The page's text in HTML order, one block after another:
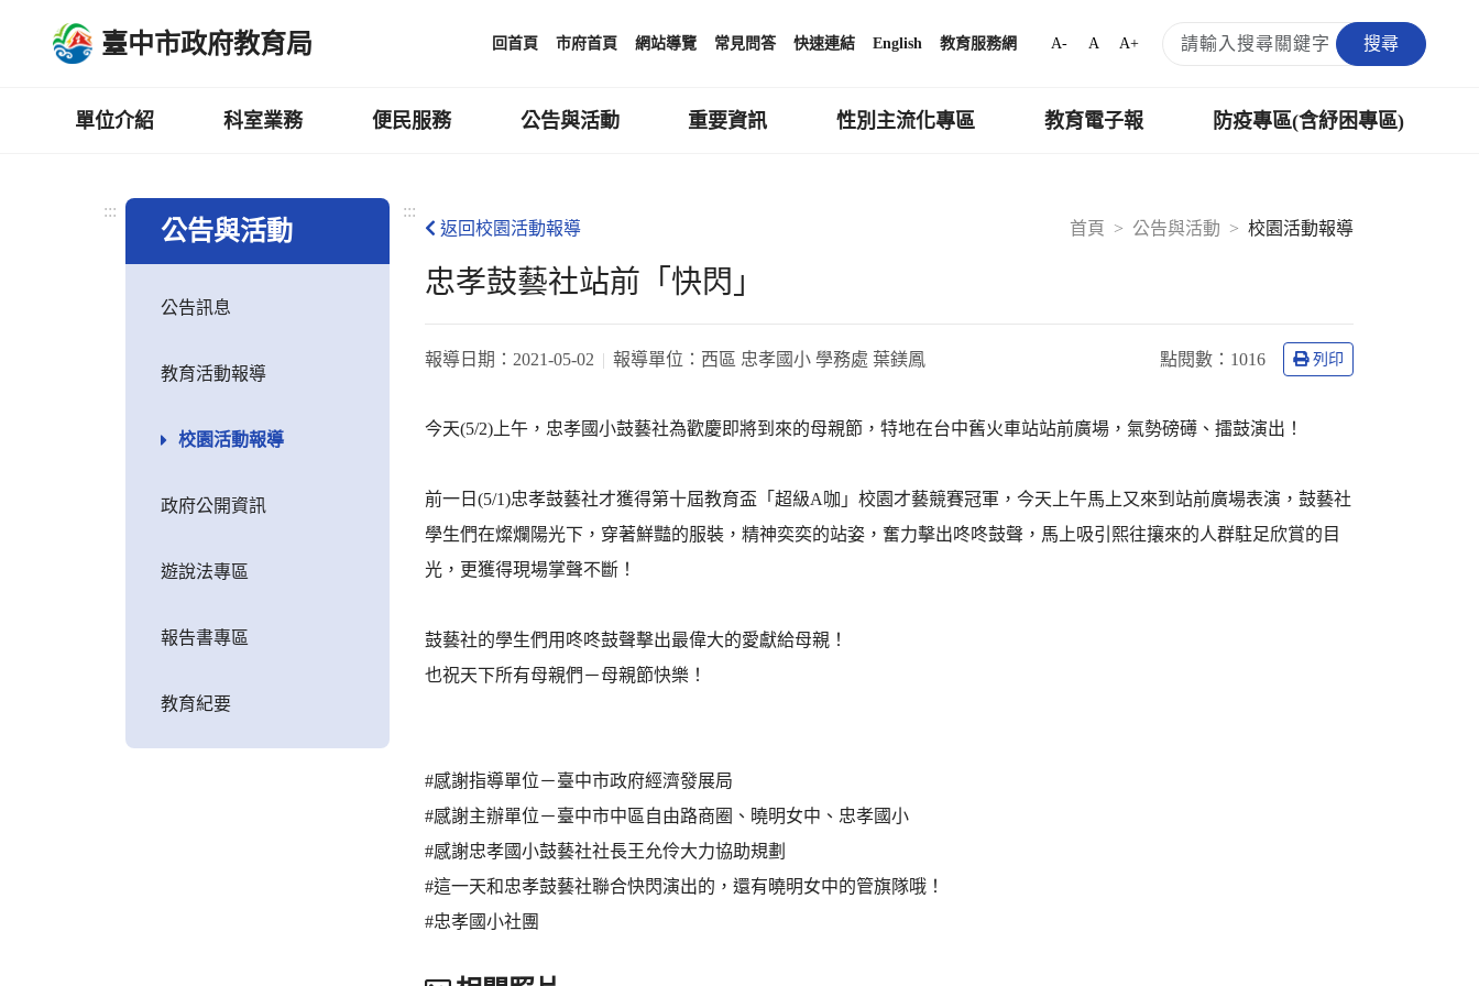
臺中市政府教育局 回首頁 市府首頁 網站導覽 常見問答 快速連結 English 教育服務網 A- A A+ 搜尋
單位介紹 科室業務 便民服務 公告與活動 重要資訊 性別主流化專區 教育電子報 防疫專區(含紓困專區)
:::
公告與活動
公告訊息
教育活動報導
校園活動報導
政府公開資訊
遊說法專區
報告書專區
教育紀要
:::
首頁
公告與活動 校園活動報導
返回校園活動報導
忠孝鼓藝社站前「快閃」
報導日期： 2021-05-02 報導單位： 西區 忠孝國小 學務處 葉鎂鳳 點閱數： 1016 列印
今天(5/2)上午，忠孝國小鼓藝社為歡慶即將到來的母親節，特地在台中舊火車站站前廣場，氣勢磅礡、擂鼓演出！
前一日(5/1)忠孝鼓藝社才獲得第十屆教育盃「超級A咖」校園才藝競賽冠軍，今天上午馬上又來到站前廣場表演，鼓藝社
學生們在燦爛陽光下，穿著鮮豔的服裝，精神奕奕的站姿，奮力擊出咚咚鼓聲，馬上吸引熙往攘來的人群駐足欣賞的目
光，更獲得現場掌聲不斷！
鼓藝社的學生們用咚咚鼓聲擊出最偉大的愛獻給母親！
也祝天下所有母親們－母親節快樂！
#感謝指導單位－臺中市政府經濟發展局
#感謝主辦單位－臺中市中區自由路商圈、曉明女中、忠孝國小
#感謝忠孝國小鼓藝社社長王允伶大力協助規劃
#這一天和忠孝鼓藝社聯合快閃演出的，還有曉明女中的管旗隊哦！
#忠孝國小社團